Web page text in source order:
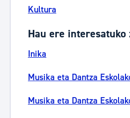
Kultura
Hau ere interesatuko
Inika
Musika eta Dantza
Musika eta Dantza